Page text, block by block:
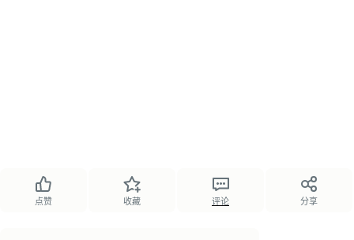
点赞 收藏 评论 分享